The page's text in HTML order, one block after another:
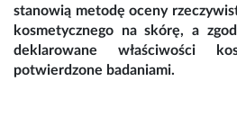
stanowią metodę oceny
kosmetycznego na skórę, a
deklarowane właściwości
potwierdzone badaniami.